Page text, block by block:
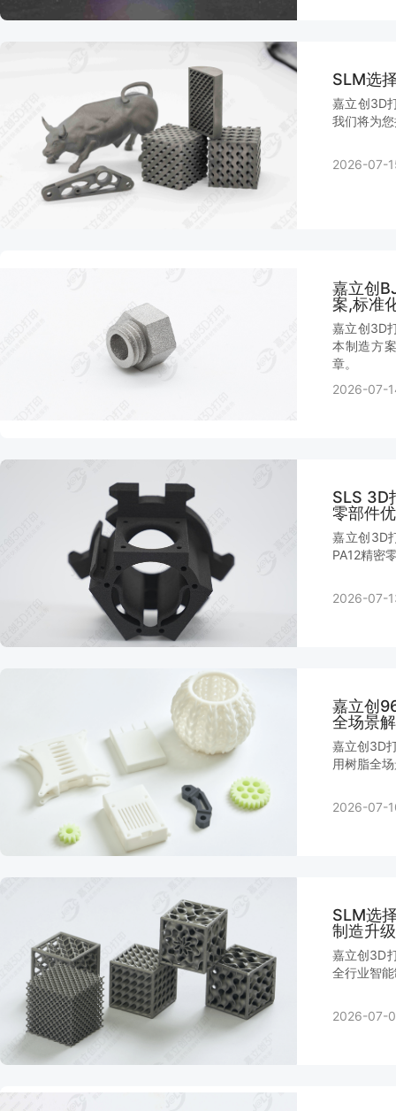
SLM选
嘉立创3D
我们将为
2026-07-
嘉立创
案,标准
嘉立创3D
本制造方
章。
2026-07-
SLS 3D
零部件
嘉立创3D
PA12精密
2026-07-
嘉立创
全场景
嘉立创3D
用树脂全
2026-07-
SLM选
制造升级
嘉立创3D
全行业智
2026-07-